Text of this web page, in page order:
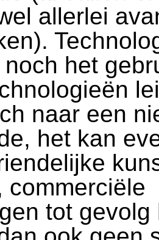
allerlei
het
naar een
het kan
commerciële
tot gevolg